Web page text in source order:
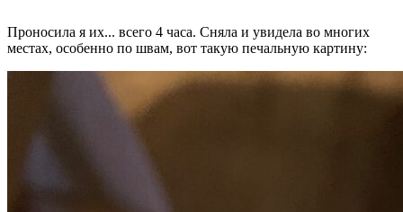
Проносила я их... всего 4 часа. Сняла и увидела во многих
местах, особенно по швам, вот такую печальную картину: